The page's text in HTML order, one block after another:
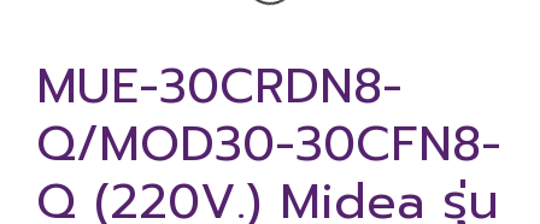
MUE-30CRDN8-
Q/MOD30-30CFN8-
Q (220V.) Midea รุ่น